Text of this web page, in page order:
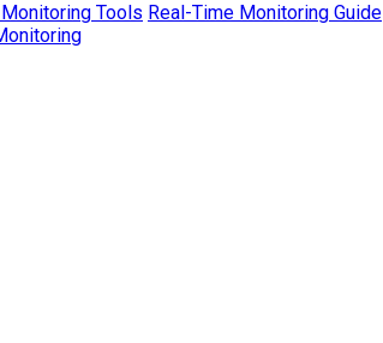
Tools Real-Time Monitoring Guide